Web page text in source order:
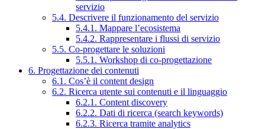
servizio
5.4. Descrivere il funzionamento del servizio
5.4.1. Mappare l’ecosistema
5.4.2. Rappresentare i flussi di servizio
5.5. Co-progettare le soluzioni
5.5.1. Workshop di co-progettazione
6. Progettazione dei contenuti
6.1. Cos’è il content design
6.2. Ricerca utente sui contenuti e il linguaggio
6.2.1. Content discovery
6.2.2. Dati di ricerca (search keywords)
6.2.3. Ricerca tramite analytics